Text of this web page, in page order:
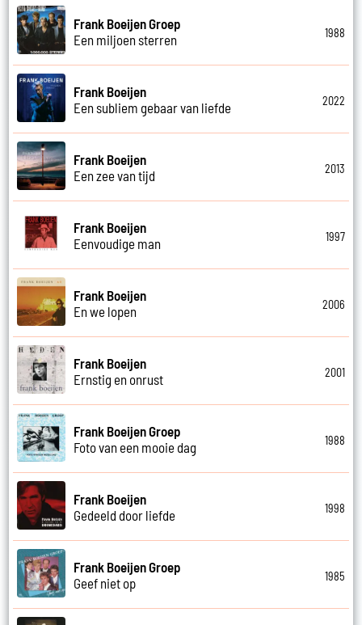
Frank Boeijen Groep
Een miljoen sterren
1988
Frank Boeijen
Een subliem gebaar van liefde
2022
Frank Boeijen
Een zee van tijd
2013
Frank Boeijen
Eenvoudige man
1997
Frank Boeijen
En we lopen
2006
Frank Boeijen
Ernstig en onrust
2001
Frank Boeijen Groep
Foto van een mooie dag
1988
Frank Boeijen
Gedeeld door liefde
1998
Frank Boeijen Groep
Geef niet op
1985